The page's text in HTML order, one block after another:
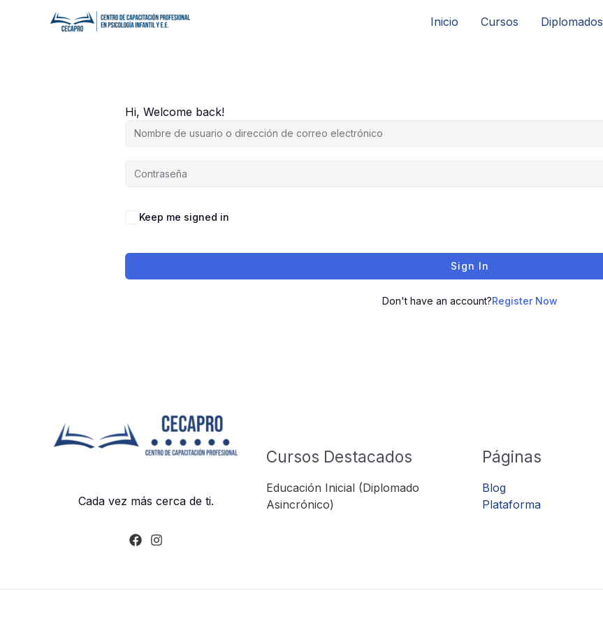
Inicio Cursos Diplomados
Hi, Welcome back!
Keep me signed in
Sign In
Don't have an account?Register Now
Cada vez más cerca de ti.
Cursos Destacados
Educación Inicial (Diplomado
Asincrónico)
Páginas
Blog
Plataforma